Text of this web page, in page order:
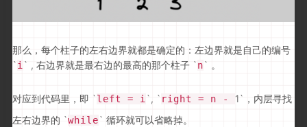
那么，每个柱子的左右边界就都是确定的：左边界就是自己的编号
`i` , 右边界就是最右边的最高的那个柱子 `n` 。
对应到代码里，即 `left = i`, ` right = n - 1`，内层寻找
左右边界的 `while` 循环就可以省略掉。